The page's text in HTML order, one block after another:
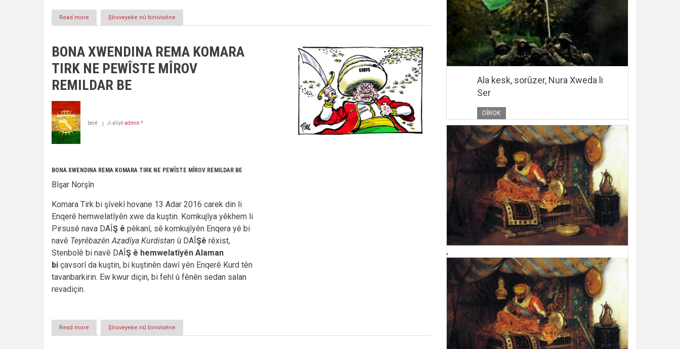
Read more
Navdarên
(1)
Jiyana
Wehbî
Şîroveyeke nû binivisêne
BONA XWENDINA REMA KOMARA
TIRK NE PEWÎSTE MÎROV
REMILDAR BE
berê Ji aliyêadmin *
BONA XWENDINA REMA KOMARA TIRK NE PEWÎSTE MÎROV REMILDAR BE
Bîşar Norşîn
Komara Tirk bi şîvekî hovane 13 Adar 2016 carek din li
Enqerê hemwelatîyên xwe da kuştin. Komkujîya yêkhem li
Pirsusê nava DAÎ Ş ê pêkanî, sê komkujîyên Enqera yê bi
navê Teyrêbazên Azadîya Kurdistan û DAÎ Şê rêxist,
Stenbolê bi navê DAÎ Ş ê hemwelatîyên Alaman
bi çavsorî da kuştin, bi kuştinên dawî yên Enqerê Kurd tên
tavanbarkirin. Ew kwur diçin, bi fehl û fênên sedan salan
revadiçin.
Read more
BONA
Şîroveyeke nû binivisêne
Ala kesk, sorûzer, Nura Xweda li
Ser
DÎROK
,